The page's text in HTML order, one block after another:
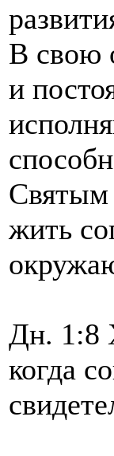
В свою
и
Святым
жить
Дн. 1:8
когда